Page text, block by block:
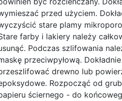
przed użyciem.
stare plamy
farby i lakiery należy
Podczas szlifowania
przeciwpyłową. Dokładnie
drewno lub
Rozpocząć od
ściernego - do